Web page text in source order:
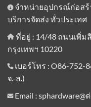
จำหน่ายอุปกรณ์ก่อสร้
บริการจัดส่ง ทั่วประเทศ
ที่อยู่ : 14/48 ถนนเพิ่ม
กรุงเทพฯ 10220
เบอร์โทร : O86-752-
จ.-ส.)
Email : sphardware@